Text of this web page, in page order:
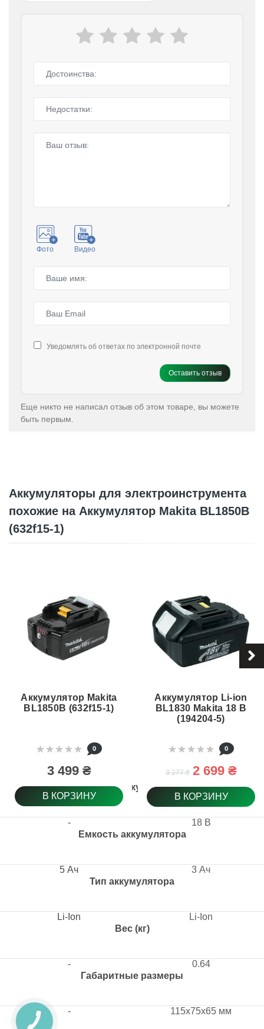
Фото Видео
Уведомлять об ответах по электронной почте
Оставить отзыв
Еще никто не написал отзыв об этом товаре, вы можете
быть первым.
Аккумуляторы для электроинструмента
похожие на Аккумулятор Makita BL1850B
(632f15-1)
Вольтаж аккумулятора
Емкость аккумулятора
Тип аккумулятора
Вес (кг)
Габаритные размеры
Аккумулятор Makita
BL1850B (632f15-1)
0
3 499 ₴
В КОРЗИНУ
-
5 Ач
Li-Ion
-
-
Аккумулятор Li-ion
BL1830 Makita 18 В
(194204-5)
0
3 277 ₴ 2 699 ₴
В КОРЗИНУ
18 B
3 Ач
Li-Ion
0.64
115x75x65 мм